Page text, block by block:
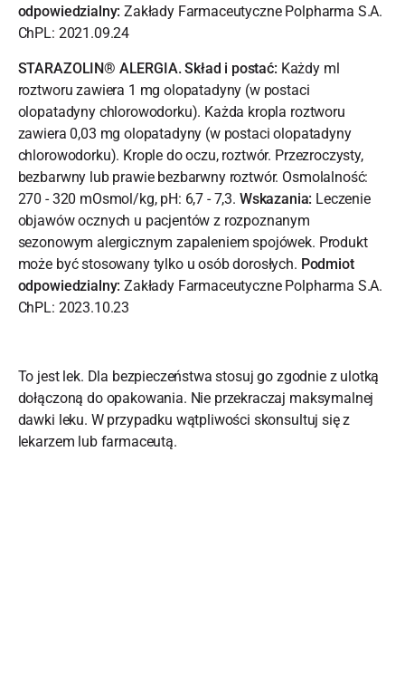
odpowiedzialny: Zakłady Farmaceutyczne Polpharma S.A.
ChPL: 2021.09.24
STARAZOLIN® ALERGIA. Skład i postać: Każdy ml
roztworu zawiera 1 mg olopatadyny (w postaci
olopatadyny chlorowodorku). Każda kropla roztworu
zawiera 0,03 mg olopatadyny (w postaci olopatadyny
chlorowodorku). Krople do oczu, roztwór. Przezroczysty,
bezbarwny lub prawie bezbarwny roztwór. Osmolalność:
270 - 320 mOsmol/kg, pH: 6,7 - 7,3. Wskazania: Leczenie
objawów ocznych u pacjentów z rozpoznanym
sezonowym alergicznym zapaleniem spojówek. Produkt
może być stosowany tylko u osób dorosłych. Podmiot
odpowiedzialny: Zakłady Farmaceutyczne Polpharma S.A.
ChPL: 2023.10.23
To jest lek. Dla bezpieczeństwa stosuj go zgodnie z ulotką
dołączoną do opakowania. Nie przekraczaj maksymalnej
dawki leku. W przypadku wątpliwości skonsultuj się z
lekarzem lub farmaceutą.